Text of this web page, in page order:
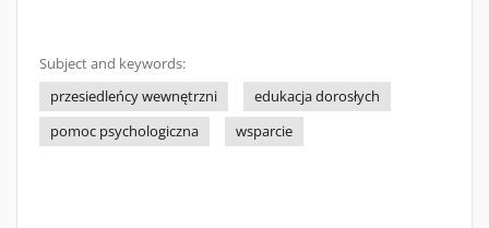
Subject and keywords:
przesiedleńcy wewnętrzni
edukacja dorosłych
pomoc psychologiczna
wsparcie